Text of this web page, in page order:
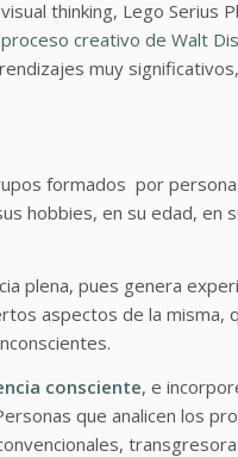
thinking, Lego Serius
proceso creativo de Walt
muy
formados por
hobbies, en su edad, en
plena, pues genera
aspectos de la misma,
consciente, e
que analicen los